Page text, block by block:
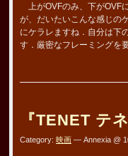
上がOVFのみ、下がOVF
が、だいたいこんな感じの
にケラレますね．自分は下
す．厳密なフレーミングを
『TENET テ
Category: 映画 — Annexia @